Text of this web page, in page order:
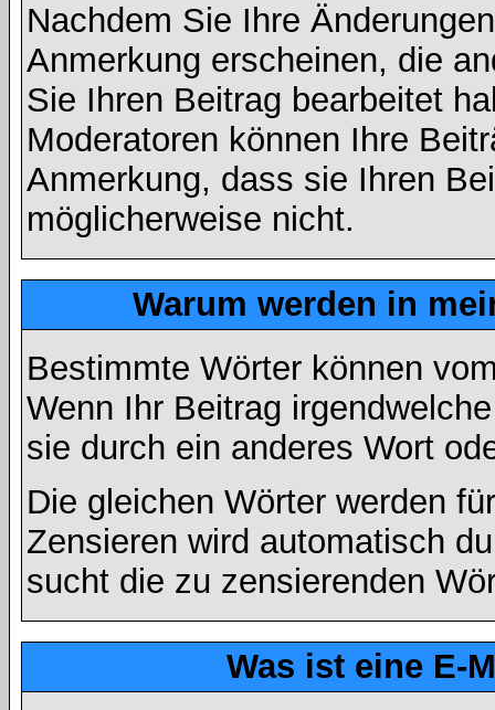
Nachdem Sie Ihre
Anmerkung erscheinen, die
Sie Ihren Beitrag bearbeitet
Moderatoren können Ihre
Anmerkung, dass sie Ihren
möglicherweise nicht.
Warum werden in
Bestimmte Wörter können
Wenn Ihr Beitrag
sie durch ein anderes Wort
Die gleichen Wörter werden
Zensieren wird automatisch
sucht die zu zensierenden
Was ist eine E-